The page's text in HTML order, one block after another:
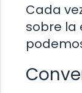
Cada
sobre la